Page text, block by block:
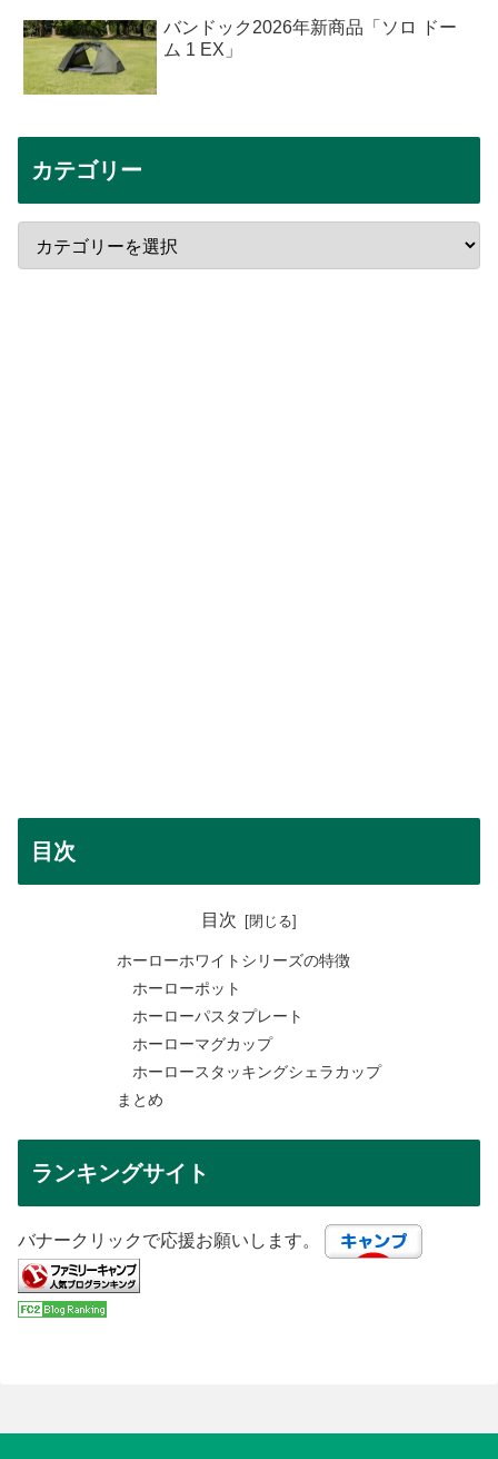
バンドック2026年新商品「ソロ ドー
ム 1 EX」
カテゴリー
目次
目次
ホーローホワイトシリーズの特徴
ホーローポット
ホーローパスタプレート
ホーローマグカップ
ホーロースタッキングシェラカップ
まとめ
ランキングサイト
バナークリックで応援お願いします。